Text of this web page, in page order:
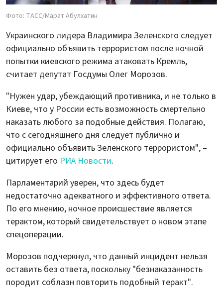
Фото: ТАСС/Марат Абулхатин
Украинского лидера Владимира Зеленского следует
официально объявить террористом после ночной
попытки киевского режима атаковать Кремль,
считает депутат Госдумы Олег Морозов.
"Нужен удар, убеждающий противника, и не только в
Киеве, что у России есть возможность смертельно
наказать любого за подобные действия. Полагаю,
что с сегодняшнего дня следует публично и
официально объявить Зеленского террористом", –
цитирует его РИА Новости.
Парламентарий уверен, что здесь будет
недостаточно адекватного и эффективного ответа.
По его мнению, ночное происшествие является
терактом, который свидетельствует о новом этапе
спецоперации.
Морозов подчеркнул, что данный инцидент нельзя
оставить без ответа, поскольку "безнаказанность
породит соблазн повторить подобный теракт".